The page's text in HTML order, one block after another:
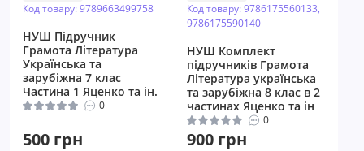
Код товару: 9789663499758
НУШ Підручник
Грамота Література
Українська та
зарубіжна 7 клас
Частина 1 Яценко та ін.
0
500 грн
Код товару: 9786175560133,
9786175590140
НУШ Комплект
підручників Грамота
Література українська
та зарубіжна 8 клас в 2
частинах Яценко та ін
0
900 грн